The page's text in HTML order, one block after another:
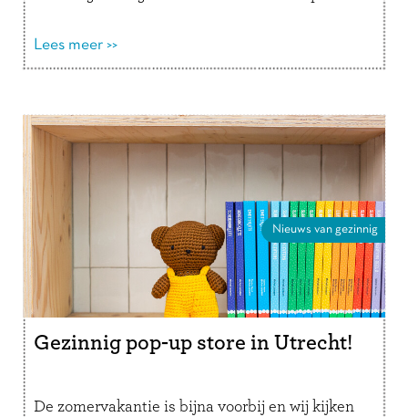
ontdekten …
Lees meer >>
Nieuws van gezinnig
Gezinnig pop-up store in Utrecht!
De zomervakantie is bijna voorbij en wij kijken